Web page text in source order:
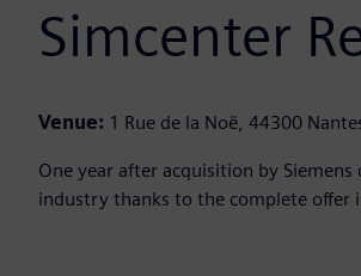
Simcenter
Venue: 1 Rue de la Noë, 44300
One year after acquisition by
industry thanks to the complete offer